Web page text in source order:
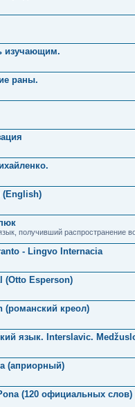
изучающим.
раны.
(English)
получивший распространение
- Lingvo Internacia
(Otto Esperson)
(романский креол)
язык. Interslavic.
(априорный)
(120 официальных слов)